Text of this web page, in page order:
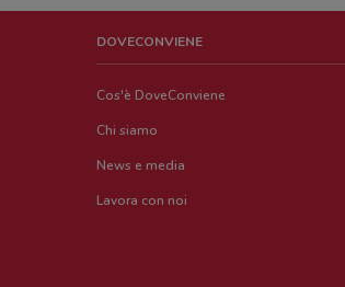
DOVECONVIENE
Cos'è DoveConviene
Chi siamo
News e media
Lavora con noi